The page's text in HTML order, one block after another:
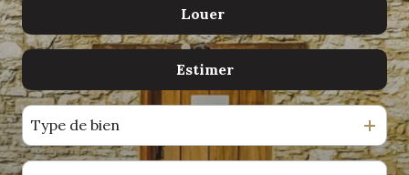
locative
De l'immo pro
Louer
Estimer
Type de bien